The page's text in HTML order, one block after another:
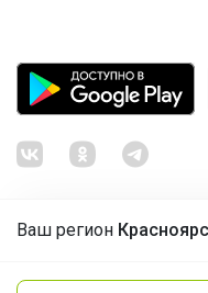
Ваш регион
Продолжая